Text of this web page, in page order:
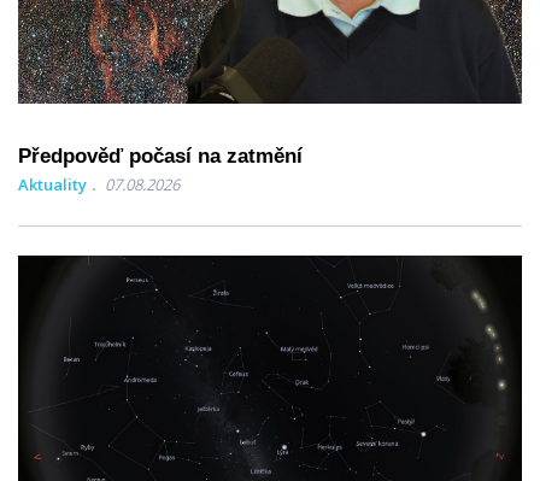
Předpověď počasí na zatmění
Aktuality 07.08.2026